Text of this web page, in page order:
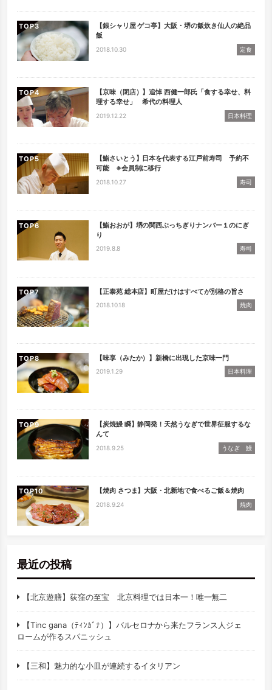
TOP
【銀シャリ屋 ゲコ亭】大阪・堺の飯炊き仙人の絶品
飯
2018.10.30 定食
TOP
【京味（閉店）】追悼 西健一郎氏「食する幸せ、料
理する幸せ」 希代の料理人
2019.12.22 日本料理
TOP
【鮨さいとう】日本を代表する江戸前寿司 予約不
可能 ※会員制に移行
2018.10.27 寿司
TOP
【鮨おおが】堺の関西ぶっちぎりナンバー１のにぎ
り
2019.8.8 寿司
TOP 【正泰苑 総本店】町屋だけはすべてが別格の旨さ
2018.10.18 焼肉
TOP 【味享（みたか）】新橋に出現した京味一門
2019.1.29 日本料理
TOP
【炭焼鰻 瞬】静岡発！天然うなぎで世界征服するな
んて
2018.9.25 うなぎ 鰻
TOP 【焼肉 さつま】大阪・北新地で食べるご飯＆焼肉
2018.9.24 焼肉
最近の投稿
【北京遊膳】荻窪の至宝 北京料理では日本一！唯一無二
【Tinc gana（ﾃｨﾝｶﾞﾅ）】バルセロナから来たフランス人ジェ
ロームが作るスパニッシュ
【三和】魅力的な小皿が連続するイタリアン